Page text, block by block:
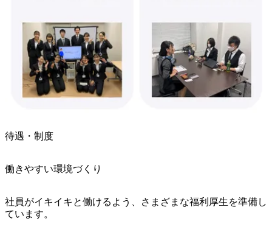
待遇・制度
働きやすい環境づくり
社員がイキイキと働けるよう、さまざまな福利厚生を準備し
ています。